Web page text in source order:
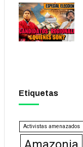
Etiquetas
Activistas amenazados